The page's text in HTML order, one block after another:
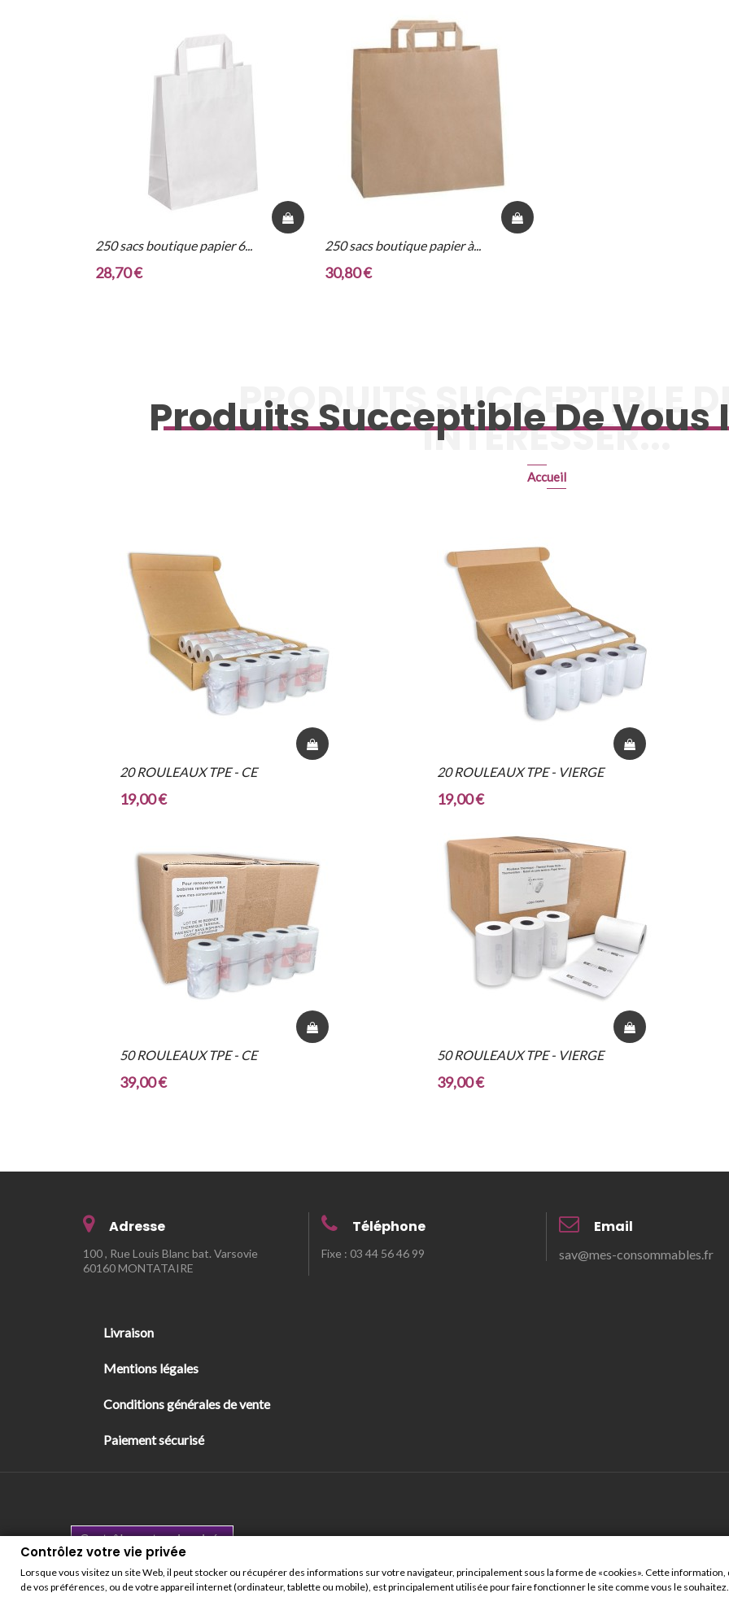
250 sacs boutique papier 6...
28,70 €
250 sacs boutique papier à...
30,80 €
PRODUITS SUCCEPTIBLE
INTÉRESSER...
Produits Succeptible De Vous
Accueil
20 ROULEAUX TPE - CE
19,00 €
50 ROULEAUX TPE - CE
39,00 €
20 ROULEAUX TPE - VIERGE
19,00 €
50 ROULEAUX TPE - VIERGE
39,00 €
Adresse
100 , Rue Louis Blanc bat. Varsovie
60160 MONTATAIRE
Téléphone
Fixe : 03 44 56 46 99
Email
sav@mes-consommables.fr
Livraison
Mentions légales
Conditions générales de vente
Paiement sécurisé
Contrôlez votre vie privée
Copyright © 2025
Contrôlez votre vie privée
Lorsque vous visitez un site Web, il peut stocker ou récupérer des informations sur votre navigateur, principalement sous la forme de «cookies». Cette information,
de vos préférences, ou de votre appareil internet (ordinateur, tablette ou mobile), est principalement utilisée pour faire fonctionner le site comme vous le souhaitez.